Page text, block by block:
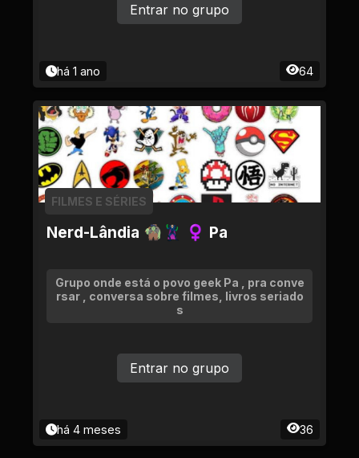
há 1 ano 64
Entrar no grupo
Nerd-Lândia 🧌🦹🏻 ♀ Pa
FILMES E SÉRIES
Grupo onde está o povo geek Pa , pra conve
rsar , conversa sobre filmes, livros seriado
s
há 4 meses 36
Entrar no grupo